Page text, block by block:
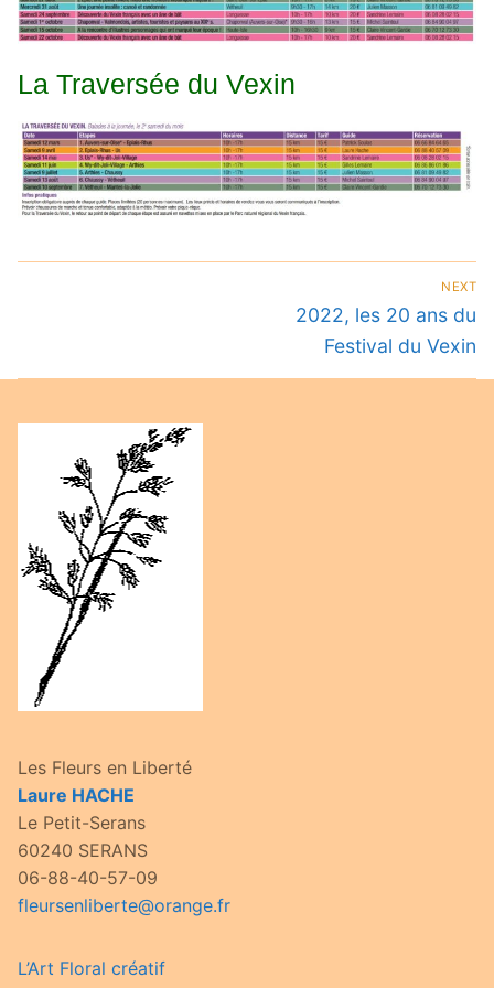
La Traversée du Vexin
NEXT
Next
post:
2022, les 20 ans du
Festival du Vexin
Les Fleurs en Liberté
Laure HACHE
Le Petit-Serans
60240 SERANS
06-88-40-57-09
fleursenliberte@orange.fr
L’Art Floral créatif